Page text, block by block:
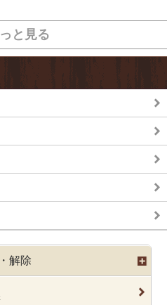
と見る
解除